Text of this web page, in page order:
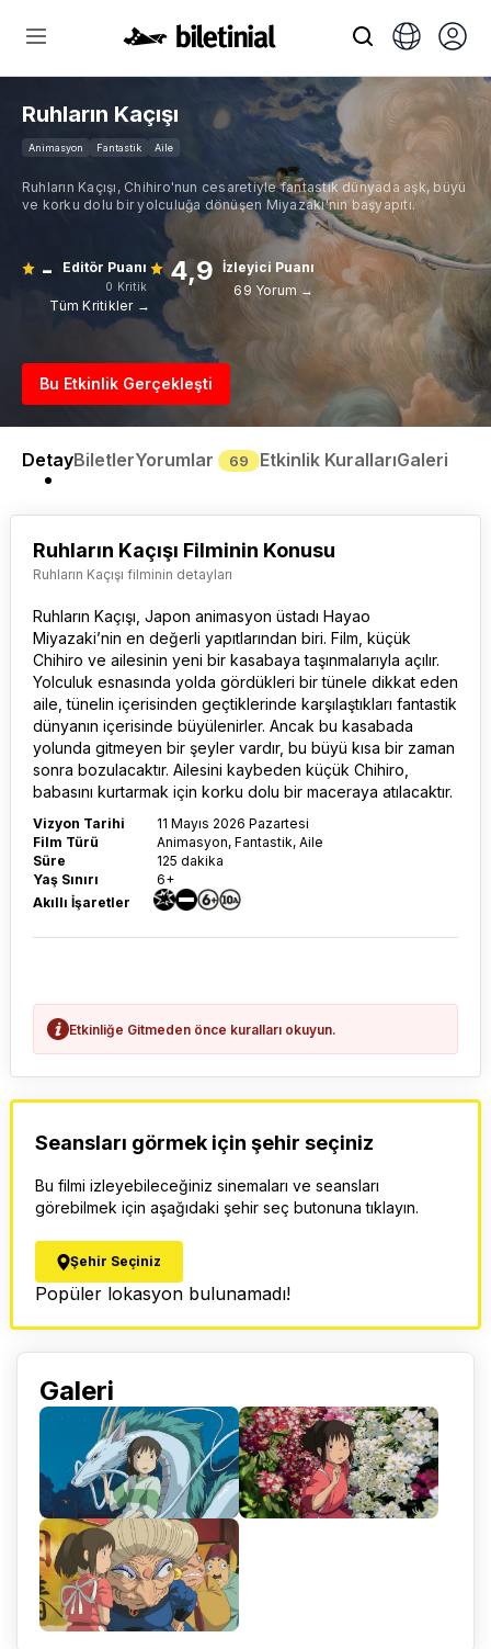
Ruhların Kaçışı
Animasyon Fantastik Aile
Ruhların Kaçışı, Chihiro'nun cesaretiyle fantastik dünyada aşk, büyü
ve korku dolu bir yolculuğa dönüşen Miyazaki'nin başyapıtı.
- Editör Puanı
0 Kritik
Tüm Kritikler →
4,9 İzleyici Puanı
69 Yorum →
Bu Etkinlik Gerçekleşti
DetayBiletlerYorumlar 69 Etkinlik KurallarıGaleri
Ruhların Kaçışı Filminin Konusu
Ruhların Kaçışı filminin detayları
Ruhların Kaçışı , Japon animasyon üstadı Hayao
Miyazaki’nin en değerli yapıtlarından biri. Film, küçük
Chihiro ve ailesinin yeni bir kasabaya taşınmalarıyla açılır.
Yolculuk esnasında yolda gördükleri bir tünele dikkat eden
aile, tünelin içerisinden geçtiklerinde karşılaştıkları fantastik
dünyanın içerisinde büyülenirler. Ancak bu kasabada
yolunda gitmeyen bir şeyler vardır, bu büyü kısa bir zaman
sonra bozulacaktır. Ailesini kaybeden küçük Chihiro,
babasını kurtarmak için korku dolu bir maceraya atılacaktır.
Vizyon Tarihi
11 Mayıs 2026 Pazartesi
Film Türü
Animasyon, Fantastik, Aile
Süre
125 dakika
Yaş Sınırı
6+
Akıllı İşaretler
Etkinliğe Gitmeden önce kuralları okuyun.
Seansları görmek için şehir seçiniz
Bu filmi izleyebileceğiniz sinemaları ve seansları
görebilmek için aşağıdaki şehir seç butonuna tıklayın.
Şehir Seçiniz
Popüler lokasyon bulunamadı!
Galeri